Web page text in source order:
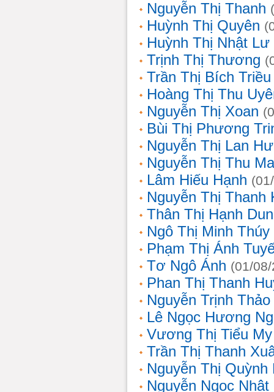
Nguyễn Thị Thanh
Huỳnh Thị Quyên
Huỳnh Thị Nhật Lư
Trịnh Thị Thương
Trần Thị Bích Triều
Hoàng Thị Thu
Nguyễn Thị Xoan
Bùi Thị Phương
Nguyễn Thị Lan
Nguyễn Thị Thu
Lâm Hiếu Hạnh
Nguyễn Thị Thanh
Thân Thị Hạnh
Ngô Thị Minh Thúy
Phạm Thị Ánh
Tơ Ngô Ánh (01/
Phan Thị Thanh
Nguyễn Trịnh
Lê Ngọc Hương
Vương Thị Tiểu My
Trần Thị Thanh
Nguyễn Thị Quỳnh
Nguyễn Ngọc Nhật